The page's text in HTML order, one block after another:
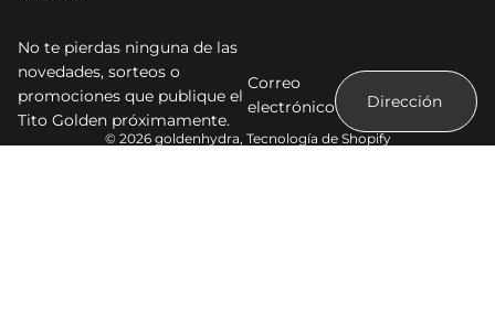
No te pierdas ninguna de las
novedades, sorteos o
promociones que publique el
Tito Golden próximamente.
Correo
electrónico
© 2026 goldenhydra, Tecnología de Shopify